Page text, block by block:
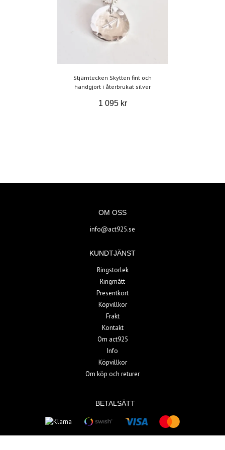
Stjärntecken Skytten fint och
handgjort i återbrukat silver
1 095 kr
OM OSS
info@act925.se
KUNDTJÄNST
Ringstorlek
Ringmått
Presentkort
Köpvillkor
Frakt
Kontakt
Om act925
Info
Köpvillkor
Om köp och returer
BETALSÄTT